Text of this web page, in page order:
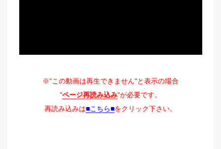
※"この動画は再生できません"と表示の場合
"ページ再読み込み"が必要です。
再読み込みは■こちら■をクリック下さい。